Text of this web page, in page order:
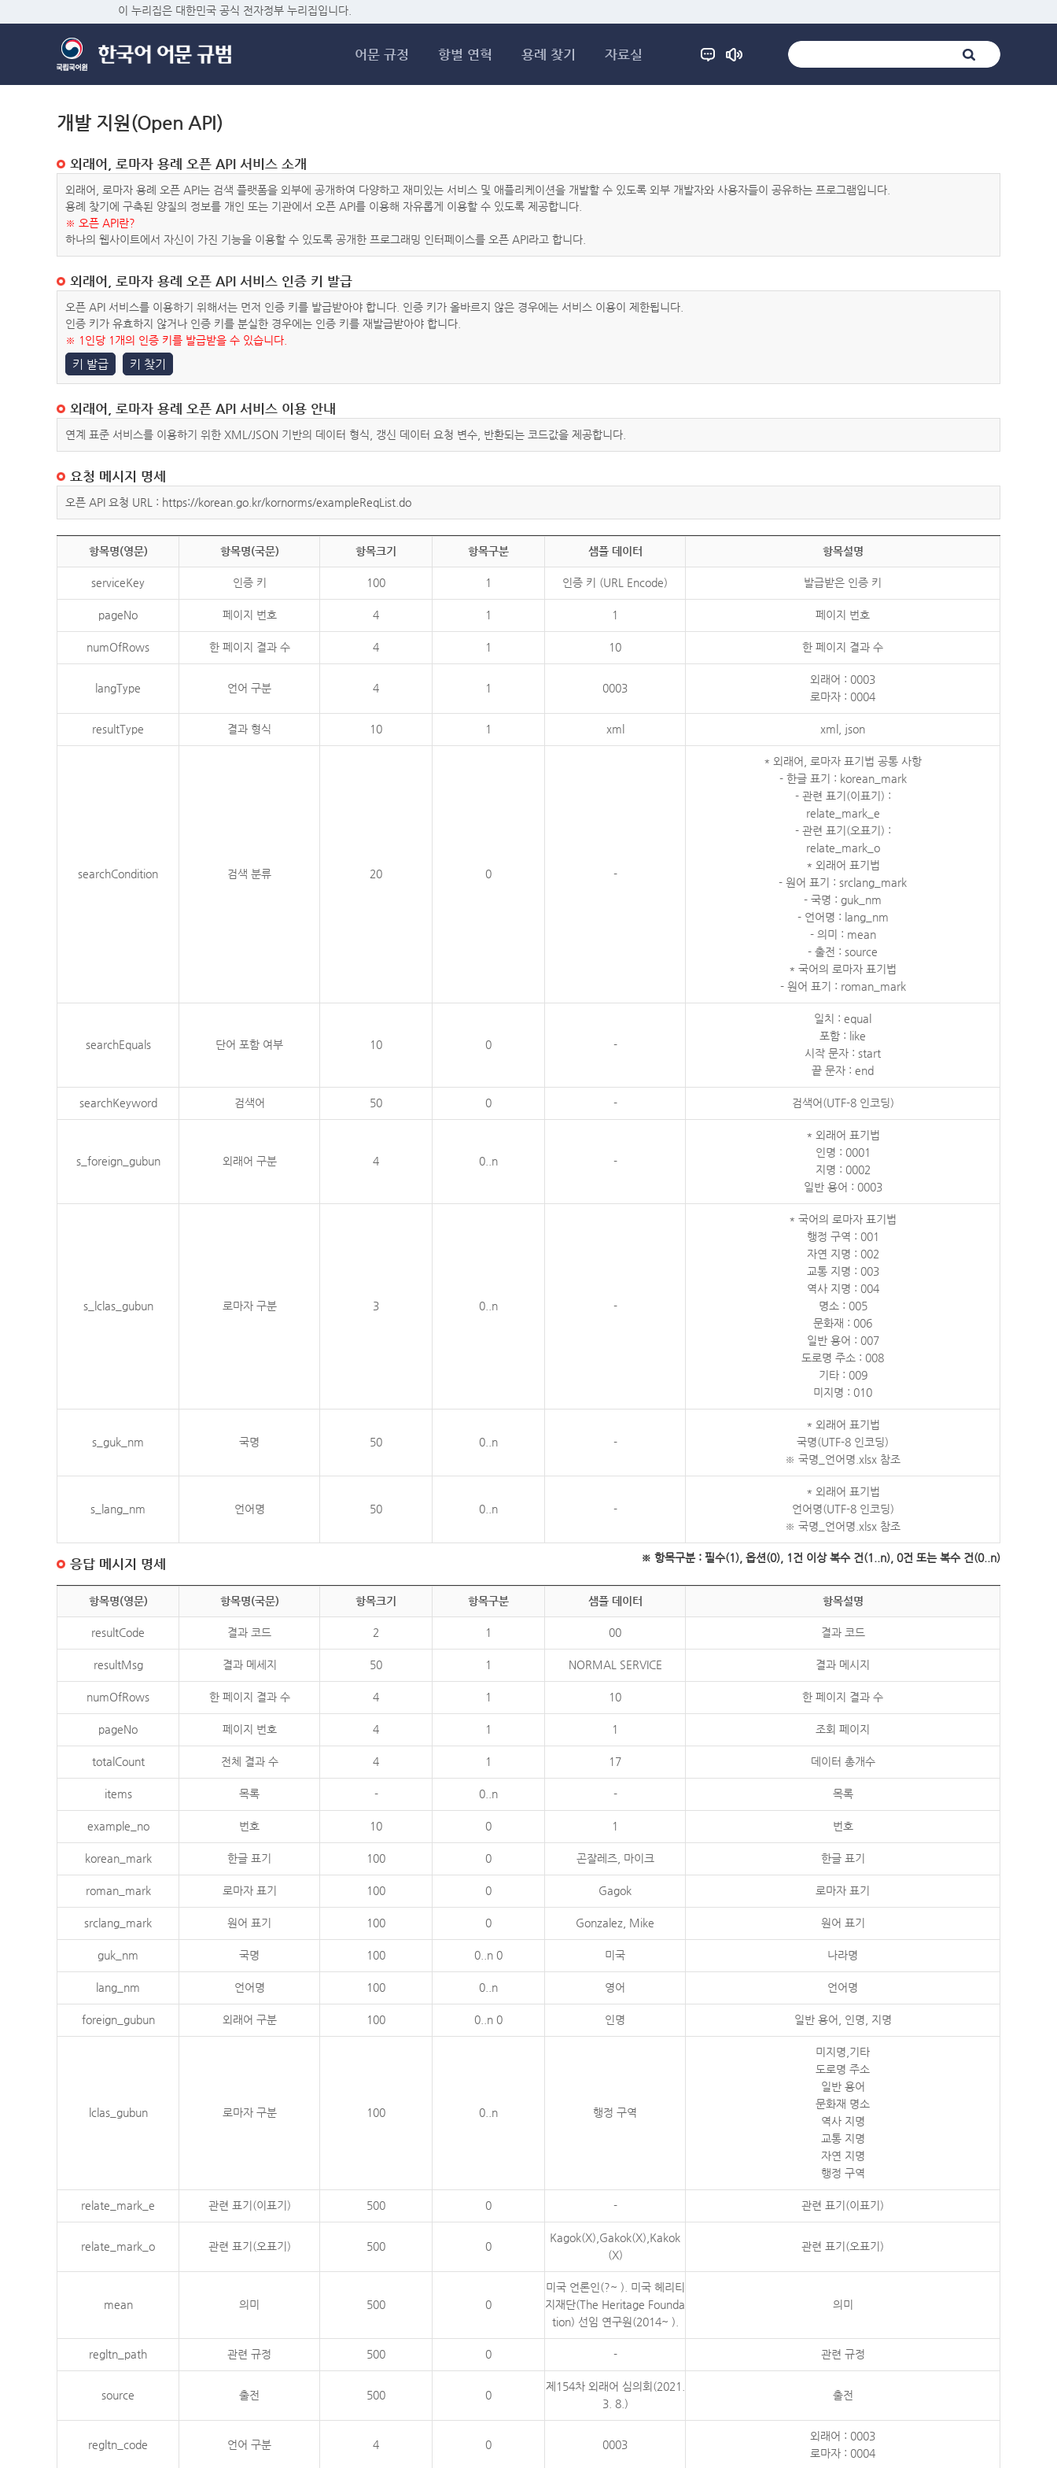
이 누리집은 대한민국 공식 전자정부 누리집입니다.
어문 규정 항별 연혁 용례 찾기 자료실
개발 지원(Open API)
외래어, 로마자 용례 오픈 API 서비스 소개
외래어, 로마자 용례 오픈 API는 검색 플랫폼을 외부에 공개하여 다양하고 재미있는 서비스 및 애플리케이션을 개발할 수 있도록 외부 개발자와 사용자들이 공유하는 프로그램입니다.
용례 찾기에 구축된 양질의 정보를 개인 또는 기관에서 오픈 API를 이용해 자유롭게 이용할 수 있도록 제공합니다.
※ 오픈 API란?
하나의 웹사이트에서 자신이 가진 기능을 이용할 수 있도록 공개한 프로그래밍 인터페이스를 오픈 API라고 합니다.
외래어, 로마자 용례 오픈 API 서비스 인증 키 발급
오픈 API 서비스를 이용하기 위해서는 먼저 인증 키를 발급받아야 합니다. 인증 키가 올바르지 않은 경우에는 서비스 이용이 제한됩니다.
인증 키가 유효하지 않거나 인증 키를 분실한 경우에는 인증 키를 재발급받아야 합니다.
※ 1인당 1개의 인증 키를 발급받을 수 있습니다.
키 발급 키 찾기
외래어, 로마자 용례 오픈 API 서비스 이용 안내
연계 표준 서비스를 이용하기 위한 XML/JSON 기반의 데이터 형식, 갱신 데이터 요청 변수, 반환되는 코드값을 제공합니다.
요청 메시지 명세
오픈 API 요청 URL : https://korean.go.kr/kornorms/exampleReqList.do
항목명(영문) 항목명(국문) 항목크기 항목구분 샘플 데이터 항목설명
serviceKey 인증 키 100 1 인증 키 (URL Encode) 발급받은 인증 키
pageNo 페이지 번호 4 1 1 페이지 번호
numOfRows 한 페이지 결과 수 4 1 10 한 페이지 결과 수
langType 언어 구분 4 1 0003
외래어 : 0003
로마자 : 0004
resultType 결과 형식 10 1 xml xml, json
searchCondition 검색 분류 20 0 -
* 외래어, 로마자 표기법 공통 사항
- 한글 표기 : korean_mark
- 관련 표기(이표기) :
relate_mark_e
- 관련 표기(오표기) :
relate_mark_o
* 외래어 표기법
- 원어 표기 : srclang_mark
- 국명 : guk_nm
- 언어명 : lang_nm
- 의미 : mean
- 출전 : source
* 국어의 로마자 표기법
- 원어 표기 : roman_mark
searchEquals 단어 포함 여부 10 0 -
일치 : equal
포함 : like
시작 문자 : start
끝 문자 : end
searchKeyword 검색어 50 0 - 검색어(UTF-8 인코딩)
s_foreign_gubun 외래어 구분 4 0..n -
* 외래어 표기법
인명 : 0001
지명 : 0002
일반 용어 : 0003
s_lclas_gubun 로마자 구분 3 0..n -
* 국어의 로마자 표기법
행정 구역 : 001
자연 지명 : 002
교통 지명 : 003
역사 지명 : 004
명소 : 005
문화재 : 006
일반 용어 : 007
도로명 주소 : 008
기타 : 009
미지명 : 010
s_guk_nm 국명 50 0..n -
* 외래어 표기법
국명(UTF-8 인코딩)
※ 국명_언어명.xlsx 참조
s_lang_nm 언어명 50 0..n -
* 외래어 표기법
언어명(UTF-8 인코딩)
※ 국명_언어명.xlsx 참조
※ 항목구분 : 필수(1), 옵션(0), 1건 이상 복수 건(1..n), 0건 또는 복수 건(0..n)
응답 메시지 명세
항목명(영문) 항목명(국문) 항목크기 항목구분 샘플 데이터 항목설명
resultCode 결과 코드 2 1 00 결과 코드
resultMsg 결과 메세지 50 1 NORMAL SERVICE 결과 메시지
numOfRows 한 페이지 결과 수 4 1 10 한 페이지 결과 수
pageNo 페이지 번호 4 1 1 조회 페이지
totalCount 전체 결과 수 4 1 17 데이터 총개수
items 목록 - 0..n - 목록
example_no 번호 10 0 1 번호
korean_mark 한글 표기 100 0 곤잘레즈, 마이크 한글 표기
roman_mark 로마자 표기 100 0 Gagok 로마자 표기
srclang_mark 원어 표기 100 0 Gonzalez, Mike 원어 표기
guk_nm 국명 100 0..n 0 미국 나라명
lang_nm 언어명 100 0..n 영어 언어명
foreign_gubun 외래어 구분 100 0..n 0 인명 일반 용어, 인명, 지명
lclas_gubun 로마자 구분 100 0..n 행정 구역
미지명,기타
도로명 주소
일반 용어
문화재 명소
역사 지명
교통 지명
자연 지명
행정 구역
relate_mark_e 관련 표기(이표기) 500 0 - 관련 표기(이표기)
relate_mark_o 관련 표기(오표기) 500 0
Kagok(X),Gakok(X),Kakok
(X)
관련 표기(오표기)
mean 의미 500 0
미국 언론인(?~ ). 미국 헤리티
지재단(The Heritage Founda
tion) 선임 연구원(2014~ ).
의미
regltn_path 관련 규정 500 0 - 관련 규정
source 출전 500 0
제154차 외래어 심의회(2021.
3. 8.)
출전
regltn_code 언어 구분 4 0 0003
외래어 : 0003
로마자 : 0004